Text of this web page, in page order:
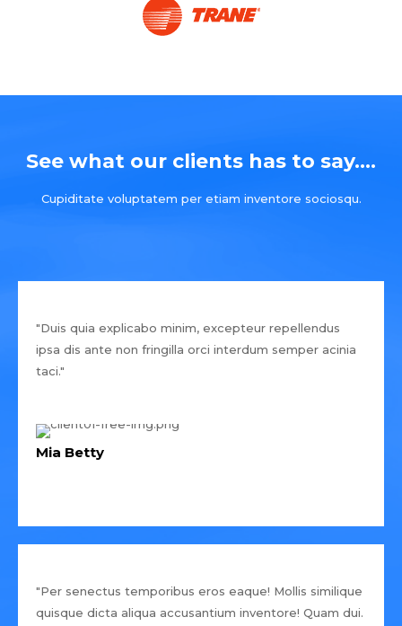
See what our clients has to say....
Cupiditate voluptatem per etiam inventore sociosqu.
"Duis quia explicabo minim, excepteur repellendus
ipsa dis ante non fringilla orci interdum semper acinia
taci."
Mia Betty
"Per senectus temporibus eros eaque! Mollis similique
quisque dicta aliqua accusantium inventore! Quam dui.